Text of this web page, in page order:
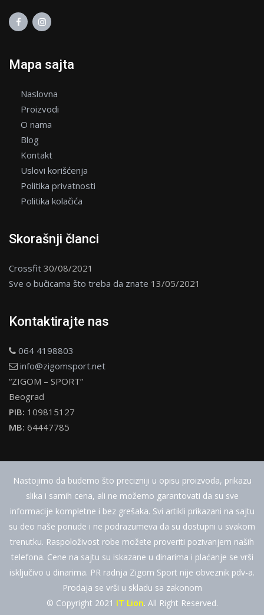
Mapa sajta
Naslovna
Proizvodi
O nama
Blog
Kontakt
Uslovi korišćenja
Politika privatnosti
Politika kolačića
Skorašnji članci
Crossfit 30/08/2021
Sve o bučicama što treba da znate 13/05/2021
Kontaktirajte nas
064 4198803
info@zigomsport.net
“ZIGOM – SPORT”
Beograd
PIB: 109815127
MB: 64447785
Nastojimo da budemo što precizniji u opisu proizvoda, prikazu
slika i samih cena, ali ne možemo garantovati da su sve
informacije kompletne i bez grešaka. Svi artikli prikazani na sajtu
su deo naše ponude i ne podrazumeva da su dostupni u svakom
trenutku. Raspoloživost robe možete proveriti pozivanjem naših
telefona. Cene na sajtu su iskazane u dinarima i plaćanje se vrši
isključivo u dinarima. PR radnja Zigom Sport nije obveznik pdv-a.
Prodaja se vrši u skladu sa zakonom
© Copyright 2021 IT Lion. All Right Reserved.